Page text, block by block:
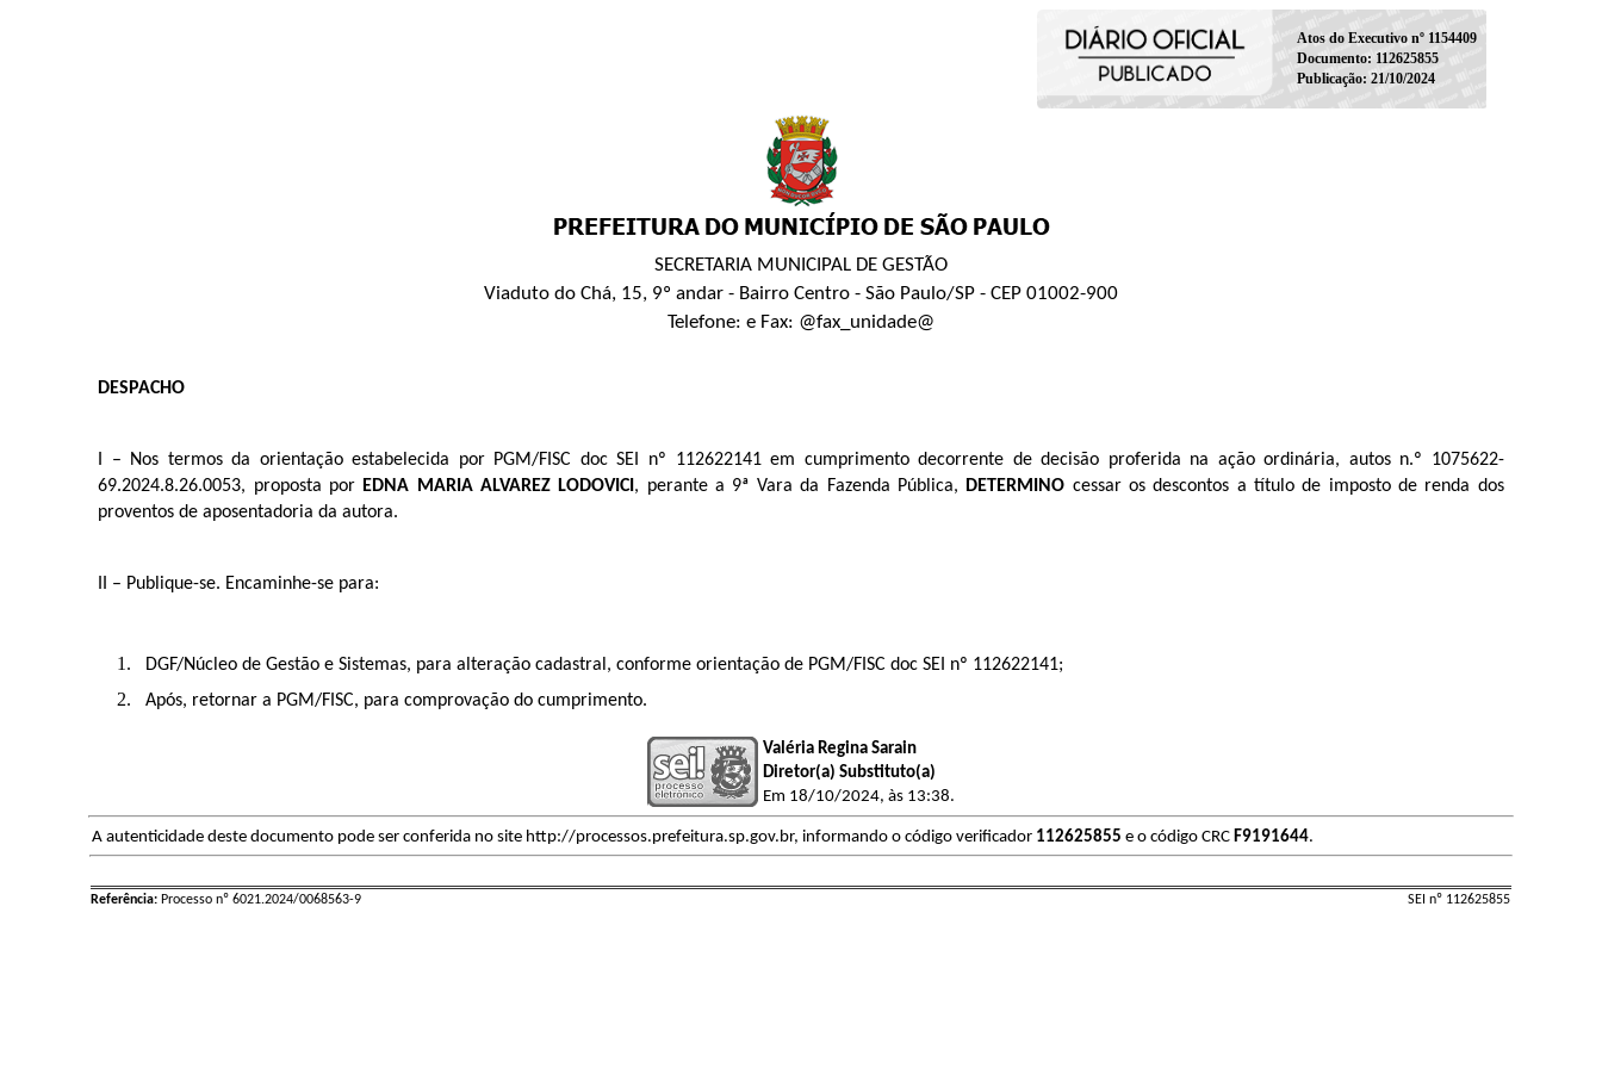
Atos do Executivo nº 1154409
Documento: 112625855
Publicação: 21/10/2024
SECRETARIA MUNICIPAL DE GESTÃO
Viaduto do Chá, 15, 9º andar - Bairro Centro - São Paulo/SP - CEP 01002-900
Telefone: e Fax: @fax_unidade@
DESPACHO
I – Nos termos da orientação estabelecida por PGM/FISC doc SEI nº 112622141em cumprimento decorrente de decisão proferida na ação ordinária, autos n.º 1075622-
69.2024.8.26.0053, proposta por EDNA MARIA ALVAREZ LODOVICI, perante a 9ª Vara da Fazenda Pública,DETERMINO cessar os descontos a título de imposto de renda dos
proventos de aposentadoria da autora.
II – Publique-se. Encaminhe-se para:
DGF/Núcleo de Gestão e Sistemas, para alteração cadastral, conforme orientação de PGM/FISC doc SEI nº 112622141;
Após, retornar a PGM/FISC, para comprovação do cumprimento.
Valéria Regina Sarain
Diretor(a) Substituto(a)
Em 18/10/2024, às 13:38.
A autenticidade deste documento pode ser conferida no site http://processos.prefeitura.sp.gov.br, informando o código verificador 112625855 e o código CRCF9191644.
Referência: Processo nº 6021.2024/0068563-9 SEI nº 112625855